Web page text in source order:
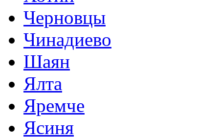
Черновцы
Чинадиево
Шаян
Ялта
Яремче
Ясиня